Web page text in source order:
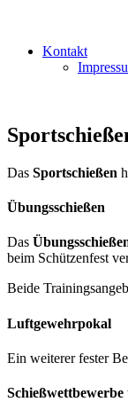
Kontakt
Das Sportschießen
Übungsschießen
Das
beim Schützenfest
Beide
Luftgewehrpokal
Ein weiterer fester